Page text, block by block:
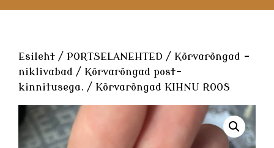
Esileht / PORTSELANEHTED / Kõrvarõngad -
niklivabad / Kõrvarõngad post-
kinnitusega. / Kõrvarõngad KIHNU ROOS